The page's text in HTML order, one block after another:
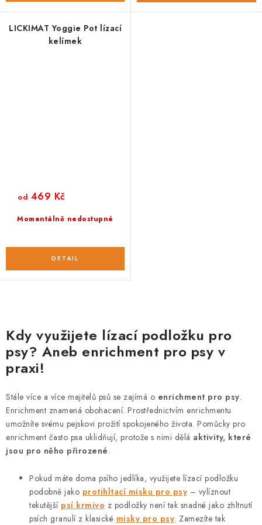
LICKIMAT Yoggie Pot lízací
kelímek
Momentálně nedostupné
od 469 Kč
v
l
á
d
a
c
í
p
r
Kdy využijete lízací podložku pro
psy? Aneb enrichment pro psy v
praxi!
Stále více a více majitelů psů se zajímá o enrichment pro psy.
Enrichment znamená obohacení. Prostřednictvím enrichmentu
umožníte svému pejskovi prožití spokojeného života. Pomůcky pro
enrichment často psa uklidňují, protože s nimi dělá aktivity, které
jsou pro něho přirozené.
Pokud máte doma psího jedlíka, využijete lízací podložku
podobně jako protihltací misku pro psy – vylíznout
tekutější psí krmivo z podložky není tak snadné jako zhltnutí
psích granulí z klasické misky pro psy. Zamezíte tak